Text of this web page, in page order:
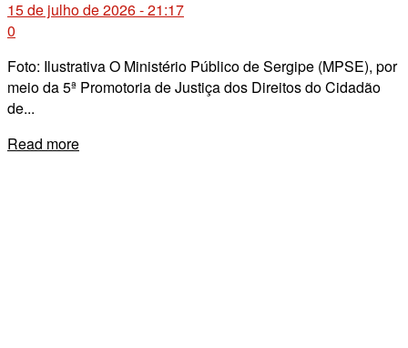
15 de julho de 2026 - 21:17
0
Foto: Ilustrativa O Ministério Público de Sergipe (MPSE), por
meio da 5ª Promotoria de Justiça dos Direitos do Cidadão
de...
Read moreDetails